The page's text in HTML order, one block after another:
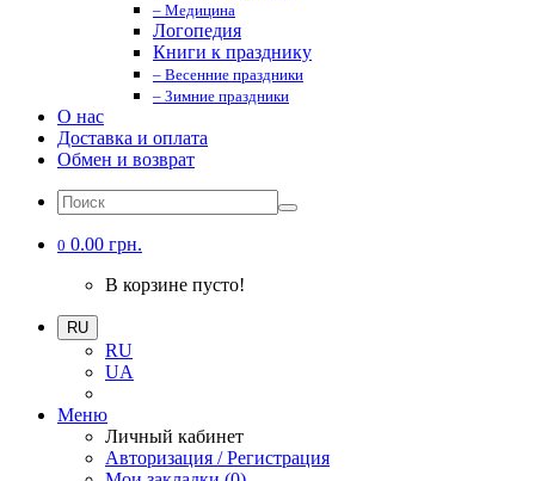
– Медицина
Логопедия
Книги к празднику
– Весенние праздники
– Зимние праздники
О нас
Доставка и оплата
Обмен и возврат
0 0.00 грн.
В корзине пусто!
RU
RU
UA
Меню
Личный кабинет
Авторизация / Регистрация